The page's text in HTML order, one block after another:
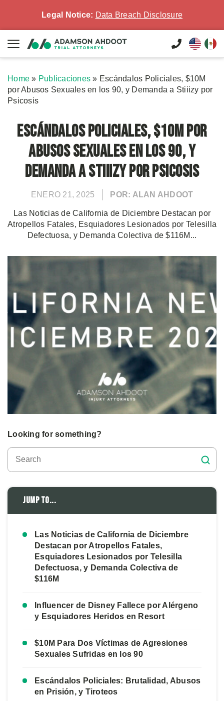
Legal Notice: Data Breach Disclosure
Home » Publicaciones » Escándalos Policiales, $10M
por Abusos Sexuales en los 90, y Demanda a Stiiizy por
Psicosis
Escándalos Policiales, $10M por
Abusos Sexuales en los 90, y
Demanda a Stiiizy por Psicosis
ENERO 21, 2025 POR: ALAN AHDOOT
Las Noticias de California de Diciembre Destacan por
Atropellos Fatales, Esquiadores Lesionados por Telesilla
Defectuosa, y Demanda Colectiva de $116M...
Looking for something?
Jump to...
Las Noticias de California de Diciembre
Destacan por Atropellos Fatales,
Esquiadores Lesionados por Telesilla
Defectuosa, y Demanda Colectiva de
$116M
Influencer de Disney Fallece por Alérgeno
y Esquiadores Heridos en Resort
$10M Para Dos Víctimas de Agresiones
Sexuales Sufridas en los 90
Escándalos Policiales: Brutalidad, Abusos
en Prisión, y Tiroteos